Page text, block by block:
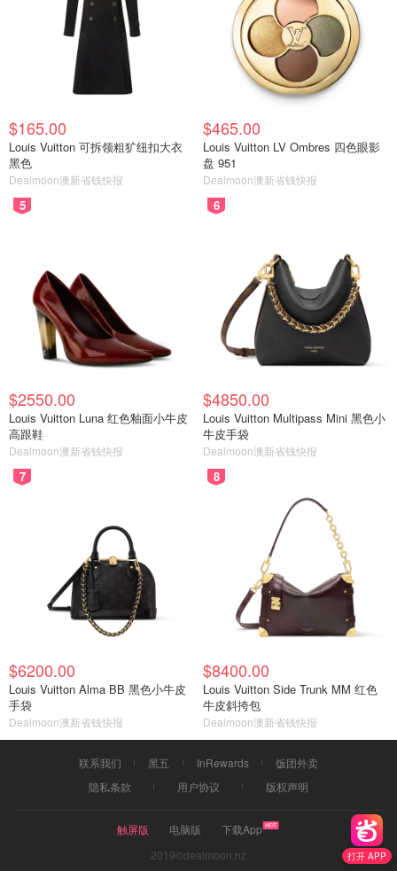
打开 APP
$165.00
Louis Vuitton 可拆领粗犷纽扣大衣
黑色
Dealmoon澳新省钱快报
$465.00
Louis Vuitton LV Ombres 四色眼影
盘 951
Dealmoon澳新省钱快报
5
$2550.00
Louis Vuitton Luna 红色釉面小牛皮
高跟鞋
Dealmoon澳新省钱快报
6
$4850.00
Louis Vuitton Multipass Mini 黑色小
牛皮手袋
Dealmoon澳新省钱快报
7
$6200.00
Louis Vuitton Alma BB 黑色小牛皮
手袋
Dealmoon澳新省钱快报
8
$8400.00
Louis Vuitton Side Trunk MM 红色
牛皮斜挎包
Dealmoon澳新省钱快报
联系我们 黑五 InRewards
饭团外卖
隐私条款
用户协议 版权声明
触屏版 电脑版
下载App
2019©dealmoon.nz